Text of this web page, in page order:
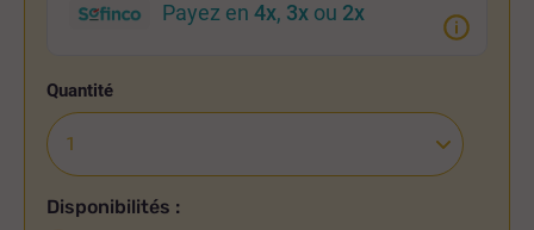
Payez en 4x, 3x ou 2x
Quantité
Disponibilités :